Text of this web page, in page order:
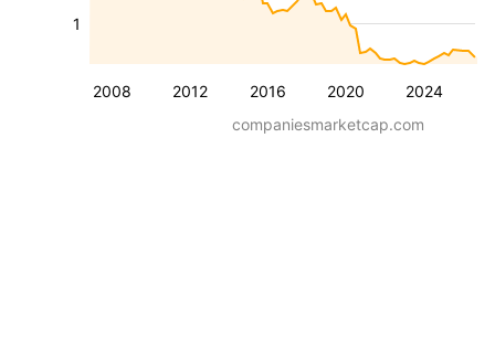
2008 2012 2016 2020 2024
1
companiesmarketcap.com